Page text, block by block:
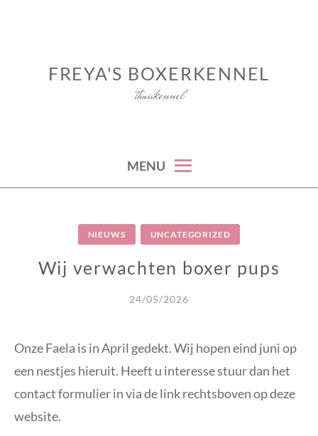
FREYA'S BOXERKENNEL
thuiskennel
MENU
NIEUWS UNCATEGORIZED
Wij verwachten boxer pups
24/05/2026
Onze Faela is in April gedekt. Wij hopen eind juni op
een nestjes hieruit. Heeft u interesse stuur dan het
contact formulier in via de link rechtsboven op deze
website.